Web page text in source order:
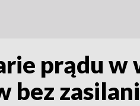
prądu w
bez